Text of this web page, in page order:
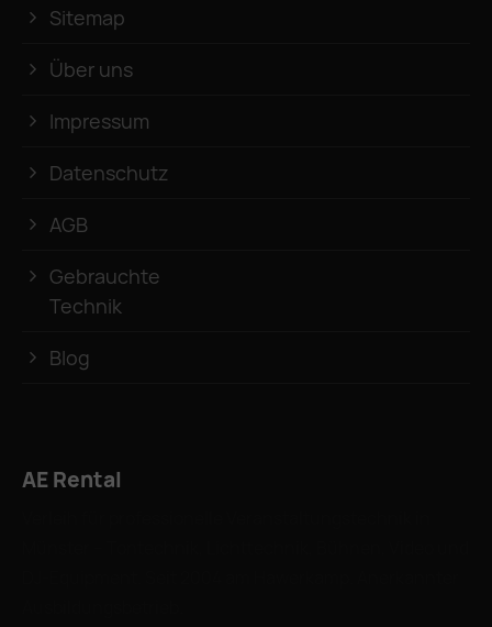
Sitemap
Über uns
Impressum
Datenschutz
AGB
Gebrauchte
Technik
Blog
AE Rental